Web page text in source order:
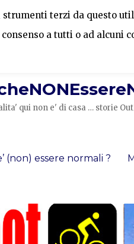
qui non e' di casa … storie
(non) essere normali ?
strumenti terzi da questo
a tutti o ad alcuni